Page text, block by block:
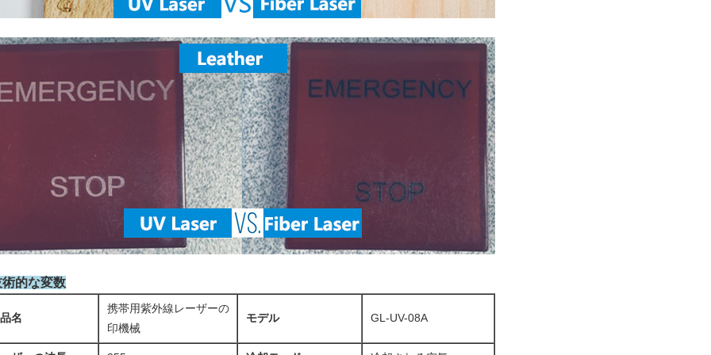
術的な変数
名
携帯用紫外線レーザーの
印機械
モデル GL-UV-08A